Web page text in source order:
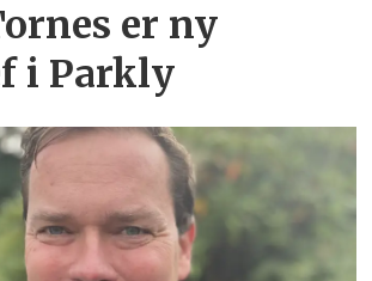
er ny
i Parkly